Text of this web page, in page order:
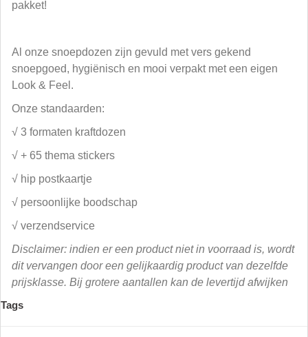
pakket!
Al onze snoepdozen zijn gevuld met vers gekend
snoepgoed, hygiënisch en mooi verpakt met een eigen
Look & Feel.
Onze standaarden:
√ 3 formaten kraftdozen
√ + 65 thema stickers
√ hip postkaartje
√ persoonlijke boodschap
√ verzendservice
Disclaimer: indien er een product niet in voorraad is, wordt
dit vervangen door een gelijkaardig product van dezelfde
prijsklasse. Bij grotere aantallen kan de levertijd afwijken
Tags